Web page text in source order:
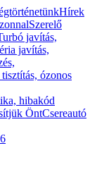
Hírek
Szerelő
javítás,
javítás,
ózonos
hibakód
ÖntCsereautó